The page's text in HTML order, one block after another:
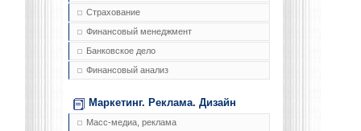
Страхование
Финансовый менеджмент
Банковское дело
Финансовый анализ
Маркетинг. Реклама. Дизайн
Масс-медиа, реклама